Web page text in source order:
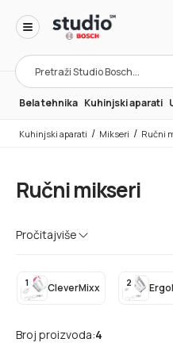
Products
search
Bela tehnika Kuhinjski aparati
Kuhinjski aparati / Mikseri / Ručni
Ručni mikseri
saveznik pri svakodnevnoj
Pročitajviše
CleverMixx
1 2
Broj proizvoda:4